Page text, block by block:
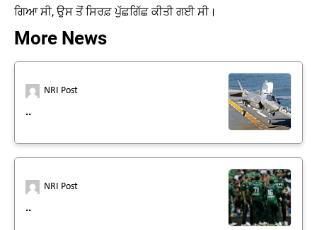
ਗਿਆ ਸੀ, ਉਸ ਤੋਂ ਸਿਰਫ਼ ਪੁੱਛਗਿੱਛ ਕੀਤੀ ਗਈ ਸੀ।
More News
NRI Post
..
NRI Post
..